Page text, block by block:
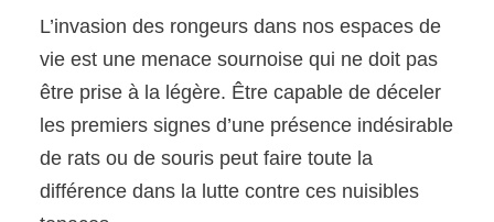
L’invasion des rongeurs dans nos espaces de
vie est une menace sournoise qui ne doit pas
être prise à la légère. Être capable de déceler
les premiers signes d’une présence indésirable
de rats ou de souris peut faire toute la
différence dans la lutte contre ces nuisibles